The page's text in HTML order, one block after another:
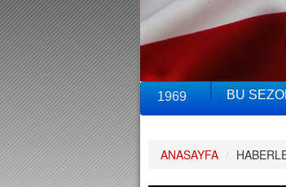
1969 BU
ANASAYFA /